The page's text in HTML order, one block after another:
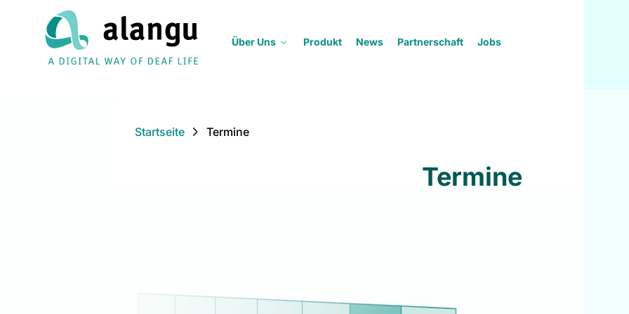
Über Uns Produkt News Partnerschaft Jobs
Startseite Termine
Termine